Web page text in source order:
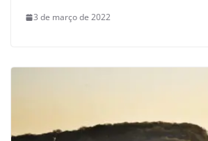
3 de março de 2022